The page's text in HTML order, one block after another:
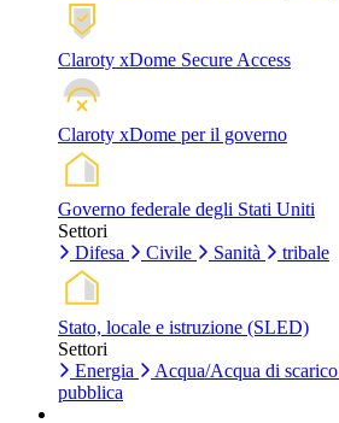
Claroty xDome Secure Access
Claroty xDome per il governo
Governo federale degli Stati Uniti
Settori
Difesa
Civile Sanità tribale
Stato, locale e istruzione (SLED)
Settori
Energia
Acqua/Acqua di scarico
pubblica